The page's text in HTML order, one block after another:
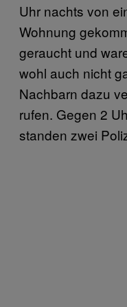
Uhr nachts von
Wohnung
geraucht und
wohl auch nicht
Nachbarn dazu
rufen. Gegen 2
standen zwei